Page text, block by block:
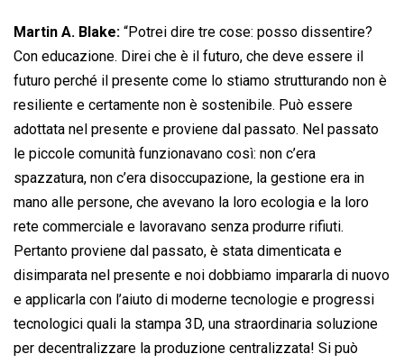
Martin A. Blake: “Potrei dire tre cose: posso dissentire?
Con educazione. Direi che è il futuro, che deve essere il
futuro perché il presente come lo stiamo strutturando non è
resiliente e certamente non è sostenibile. Può essere
adottata nel presente e proviene dal passato. Nel passato
le piccole comunità funzionavano così: non c’era
spazzatura, non c’era disoccupazione, la gestione era in
mano alle persone, che avevano la loro ecologia e la loro
rete commerciale e lavoravano senza produrre rifiuti.
Pertanto proviene dal passato, è stata dimenticata e
disimparata nel presente e noi dobbiamo impararla di nuovo
e applicarla con l’aiuto di moderne tecnologie e progressi
tecnologici quali la stampa 3D, una straordinaria soluzione
per decentralizzare la produzione centralizzata! Si può